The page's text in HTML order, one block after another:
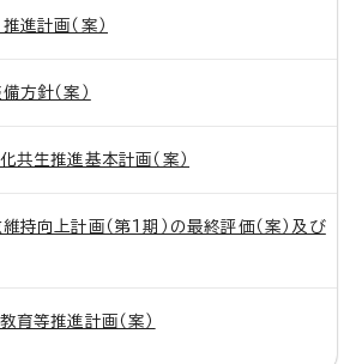
進計画（案）
方針（案）
共生推進基本計画（案）
持向上計画（第1期）の最終評価（案）及び
等推進計画（案）